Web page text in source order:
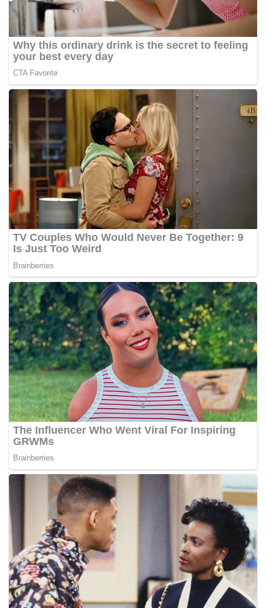
Pergelutan itu turut menarik tumpuan penghuni pangsapuri
lain yang bertindak merakam insiden terbabit.
Menerusi rakaman, lelaki itu secara tiba-tiba dilihat
menendang kaki kiri pengawal berkenaan lalu berlaku
pergelutan di antara mereka berdua sebelum didatangi
lelaki terbabit.
Lelaki itu kemudian berjaya dihalang, lalu diikat dengan
tali dan diserahkan kepada pihak polis untuk tindakan
selanjutnya.
Difahamkan, Darriush yang juga merupakan seorang
peninju MMA mendakwa sengaja tidak melawan bagi
mengelak sebarang kecederaan kepada pengawal
tersebut dan tidak mahu mengeruhkan lagi keadaan.